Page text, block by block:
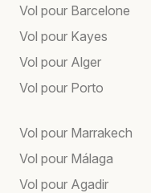
Vol pour Barcelone
Vol pour Kayes
Vol pour Alger
Vol pour Porto
Vol pour Marrakech
Vol pour Málaga
Vol pour Agadir